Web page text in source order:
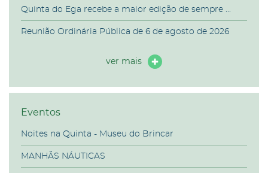
Quinta do Ega recebe a maior edição de sempre ...
Reunião Ordinária Pública de 6 de agosto de 2026
ver mais
Eventos
Noites na Quinta - Museu do Brincar
MANHÃS NÁUTICAS